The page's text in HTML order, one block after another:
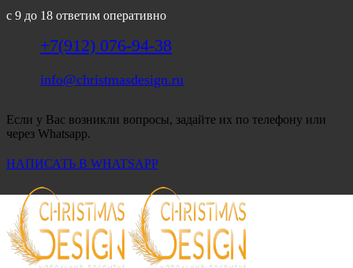
с 9 до 18 ответим оперативно
+7(912) 076-94-38
info@christmasdesign.ru
Если у Вас возникли вопросы, задайте их по телефону или
через Whatsapp.
НАПИСАТЬ В WHATSAPP